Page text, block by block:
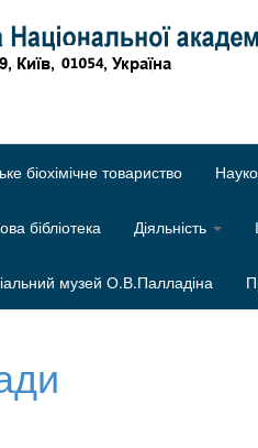
біохімічне товариство
бібліотека Діяльність
музей О.В.Палладіна